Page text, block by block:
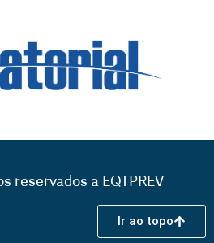
reservados a EQTPREV
Ir ao topo